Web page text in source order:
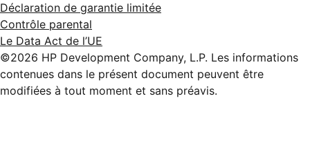
Déclaration de garantie limitée
Contrôle parental
Le Data Act de l’UE
©2026 HP Development Company, L.P. Les informations
contenues dans le présent document peuvent être
modifiées à tout moment et sans préavis.